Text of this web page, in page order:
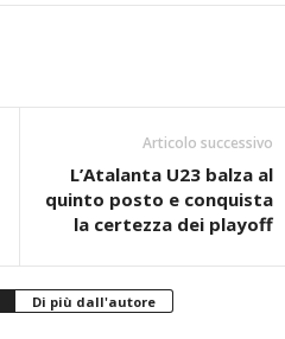
Articolo successivo
L’Atalanta U23 balza al
quinto posto e conquista
la certezza dei playoff
Di più dall'autore